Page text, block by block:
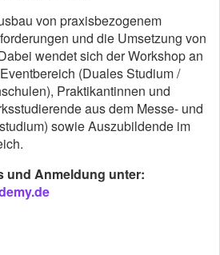
von praxisbezogenem
und die Umsetzung von
wendet sich der Workshop an
(Duales Studium /
Praktikantinnen und
aus dem Messe- und
sowie Auszubildende im
und Anmeldung unter: